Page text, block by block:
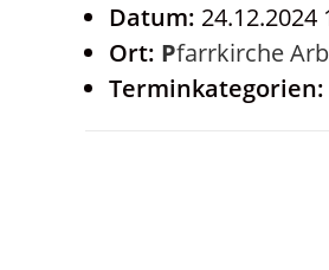
Datum: 24.12.2024
Ort:
Pfarrkirche
Terminkategorien: